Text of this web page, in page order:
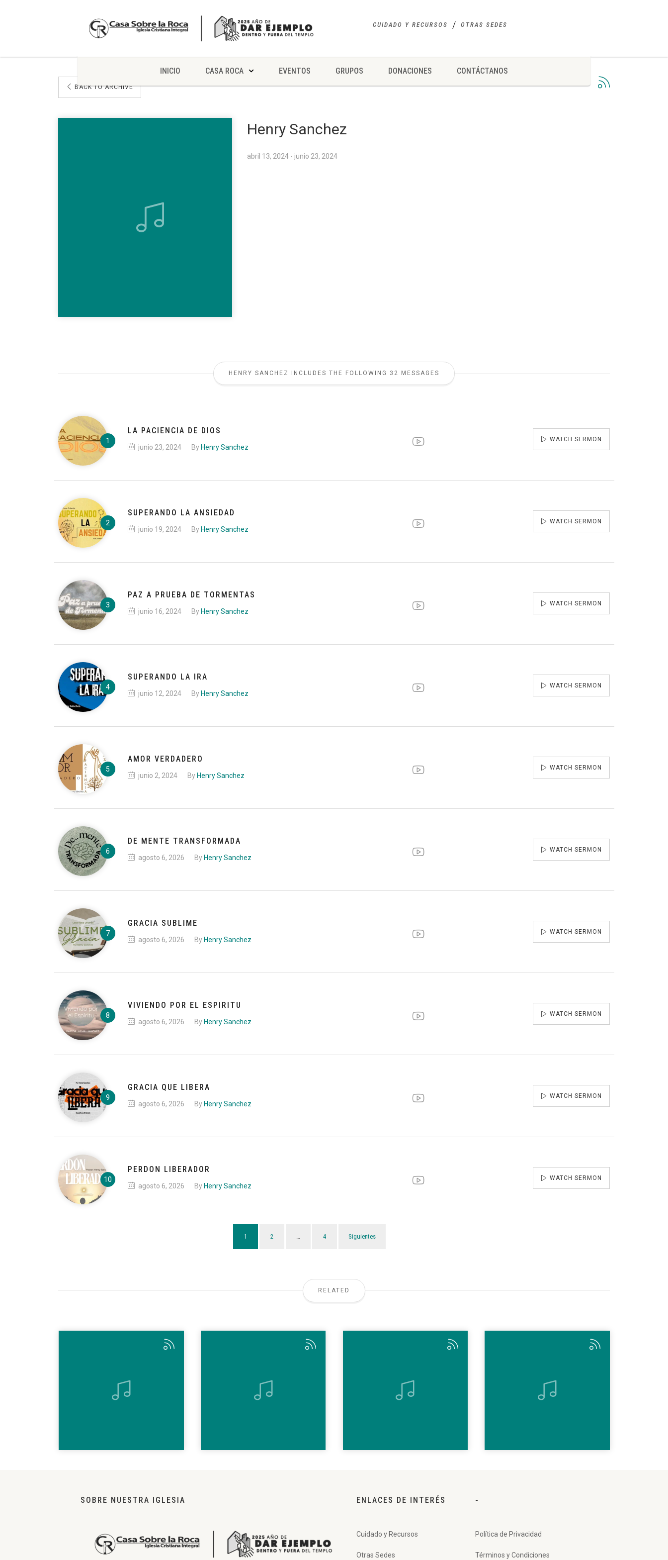
CUIDADO Y RECURSOS OTRAS SEDES
INICIO CASA ROCA EVENTOS GRUPOS DONACIONES CONTÁCTANOS
BACK TO ARCHIVE
Henry Sanchez
abril 13, 2024 - junio 23, 2024
HENRY SANCHEZ INCLUDES THE FOLLOWING 32 MESSAGES
LA PACIENCIA DE DIOS
junio 23, 2024 By Henry Sanchez
WATCH SERMON
SUPERANDO LA ANSIEDAD
junio 19, 2024 By Henry Sanchez
WATCH SERMON
PAZ A PRUEBA DE TORMENTAS
junio 16, 2024 By Henry Sanchez
WATCH SERMON
SUPERANDO LA IRA
junio 12, 2024 By Henry Sanchez
WATCH SERMON
AMOR VERDADERO
junio 2, 2024 By Henry Sanchez
WATCH SERMON
DE MENTE TRANSFORMADA
agosto 6, 2026 By Henry Sanchez
WATCH SERMON
GRACIA SUBLIME
agosto 6, 2026 By Henry Sanchez
WATCH SERMON
VIVIENDO POR EL ESPIRITU
agosto 6, 2026 By Henry Sanchez
WATCH SERMON
GRACIA QUE LIBERA
agosto 6, 2026 By Henry Sanchez
WATCH SERMON
PERDON LIBERADOR
agosto 6, 2026 By Henry Sanchez
WATCH SERMON
1 2 4 Siguientes
RELATED
SOBRE NUESTRA IGLESIA ENLACES DE INTERÉS
Cuidado y Recursos
Otras Sedes
-
Política de Privacidad
Términos y Condiciones